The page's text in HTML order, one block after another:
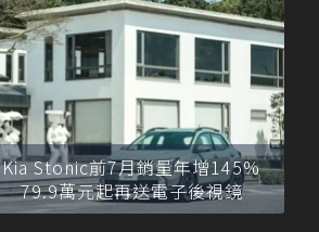
Kia Stonic前7月銷量年增145%
79.9萬元起再送電子後視鏡